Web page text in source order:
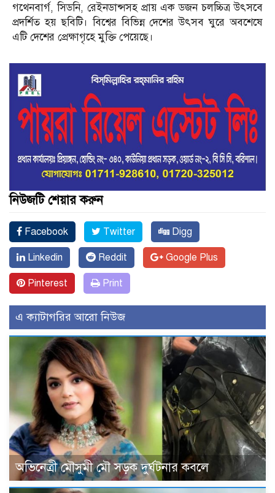
গথেনবার্গ, সিডনি, রেইনডান্সসহ প্রায় এক ডজন চলচ্চিত্র উৎসবে
প্রদর্শিত হয় ছবিটি। বিশ্বের বিভিন্ন দেশের উৎসব ঘুরে অবশেষে
এটি দেশের প্রেক্ষাগৃহে মুক্তি পেয়েছে।
নিউজটি শেয়ার করুন
Facebook Twitter Digg
Linkedin Reddit Google Plus
Pinterest Print
এ ক্যাটাগরির আরো নিউজ
অভিনেত্রী মৌসুমী মৌ সড়ক দুর্ঘটনার কবলে